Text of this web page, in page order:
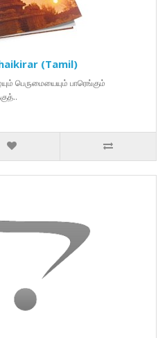
(Tamil)
பெருமையையும் பாரெங்கும்